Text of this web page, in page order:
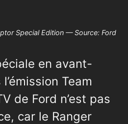
Special Edition — Source: Ford
en avant-
Team
de Ford n’est pas
car le Ranger